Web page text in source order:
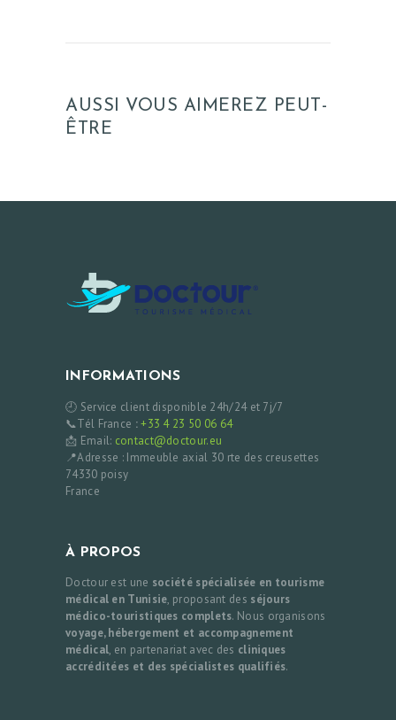
AUSSI VOUS AIMEREZ PEUT-
ÊTRE
INFORMATIONS
🕘 Service client disponible 24h/24 et 7j/7
📞Tél France :+33 4 23 50 06 64
📩 Email: contact@doctour.eu
📍Adresse : Immeuble axial 30 rte des creusettes
74330 poisy
France
À PROPOS
Doctour est une société spécialisée en tourisme
médical en Tunisie, proposant des séjours
médico-touristiques complets. Nous organisons
voyage, hébergement et accompagnement
médical, en partenariat avec des cliniques
accréditées et des spécialistes qualifiés.